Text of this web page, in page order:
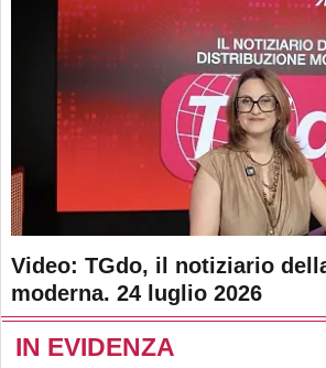
Video: TGdo, il notiziario
moderna. 24 luglio 2026
IN EVIDENZA